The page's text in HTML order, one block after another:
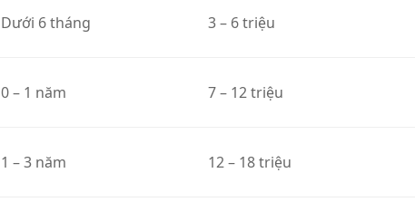
Dưới 6 tháng 3 – 6 triệu
0 – 1 năm 7 – 12 triệu
1 – 3 năm 12 – 18 triệu